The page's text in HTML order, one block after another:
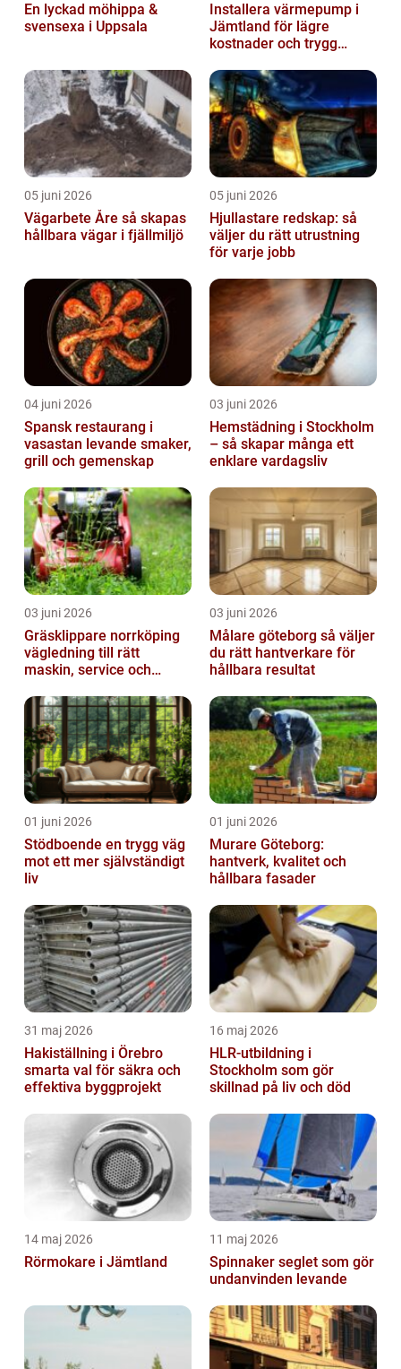
En lyckad möhippa &
svensexa i Uppsala
Installera värmepump i
Jämtland för lägre
kostnader och trygg
05 juni 2026
Vägarbete Åre så skapas
hållbara vägar i fjällmiljö
05 juni 2026
Hjullastare redskap: så
väljer du rätt utrustning
för varje jobb
04 juni 2026
Spansk restaurang i
vasastan levande smaker,
grill och gemenskap
03 juni 2026
Hemstädning i Stockholm
– så skapar många ett
enklare vardagsliv
03 juni 2026
Gräsklippare norrköping
vägledning till rätt
maskin, service och
03 juni 2026
Målare göteborg så väljer
du rätt hantverkare för
hållbara resultat
01 juni 2026
Stödboende en trygg väg
mot ett mer självständigt
liv
01 juni 2026
Murare Göteborg:
hantverk, kvalitet och
hållbara fasader
31 maj 2026
Hakiställning i Örebro
smarta val för säkra och
effektiva byggprojekt
16 maj 2026
HLR-utbildning i
Stockholm som gör
skillnad på liv och död
14 maj 2026
Rörmokare i Jämtland
11 maj 2026
Spinnaker seglet som gör
undanvinden levande